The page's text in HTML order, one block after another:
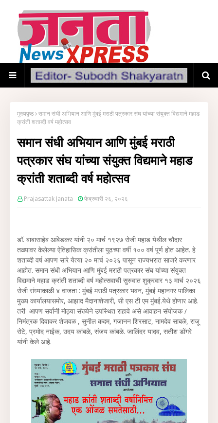
मुख्यपृष्ठ समान संधी अभियान आणि मुंबई मराठी पत्रकार संघ यांच्या संयुक्त विद्यमाने महाड
क्रांती शताब्दी वर्ष महोत्सव
समान संधी अभियान आणि मुंबई मराठी
पत्रकार संघ यांच्या संयुक्त विद्यमाने महाड
क्रांती शताब्दी वर्ष महोत्सव
Prajasattak Janata फेब्रुवारी २६, २०२६
डॉ. बाबासाहेब आंबेडकर यांनी २० मार्च १९२७ रोजी महाड येथील चौदार
तळ्यावर केलेल्या ऐतिहासिक क्रांतीला पुढच्या वर्षी १०० वर्ष पूर्ण होत आहेत. हे
शताब्दी वर्ष आपण सारे येत्या २० मार्च २०२६ पासून राज्यभरात साजरे करणार
आहोत. समान संधी अभियान आणि मुंबई मराठी पत्रकार संघ यांच्या संयुक्त
विद्यमाने महाड क्रांती शताब्दी वर्ष महोत्सवाची सुरुवात शुक्रवार १३ मार्च २०२६
रोजी संध्याकाळी ४ वाजता : मुंबई मराठी पत्रकार भवन, मुंबई महानगर पालिका
मुख्य कार्यालयासमोर, आझाद मैदानाशेजारी, सी एस टी एम मुंबई.येथे होणार आहे.
तरी आपण सर्वांनी मोठ्या संख्येने उपस्थित राहावे असे आवाहन संयोजक /
निमंत्रक दिवाकर शेजवळ , सुनील कदम, गजानन शिरसाट, नामदेव साबळे, राजू
रोटे, प्रमोद नाईक, उदय कांबळे, संजय कांबळे. जालिंदर यादव, सतीश डोंगरे
यांनी केले आहे.